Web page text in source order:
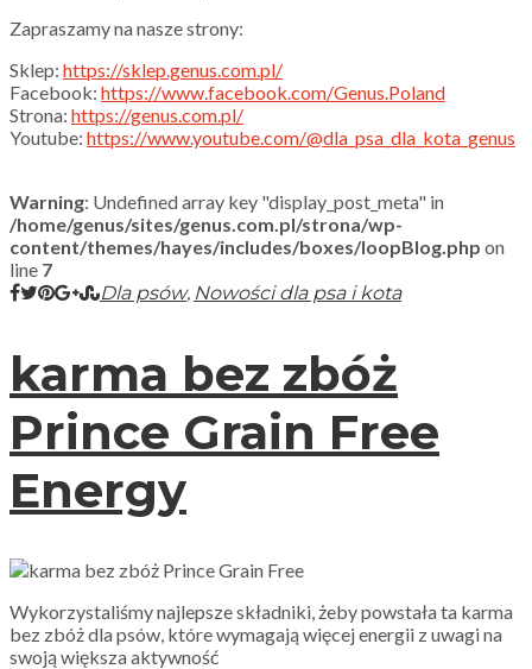
Zapraszamy na nasze strony:
Sklep: https://sklep.genus.com.pl/
Facebook: https://www.facebook.com/Genus.Poland
Strona: https://genus.com.pl/
Youtube: https://www.youtube.com/@dla_psa_dla_kota_genus
Warning: Undefined array key "display_post_meta" in
/home/genus/sites/genus.com.pl/strona/wp-
content/themes/hayes/includes/boxes/loopBlog.php on
line 7
Dla psów, Nowości dla psa i kota
karma bez zbóż
Prince Grain Free
Energy
Wykorzystaliśmy najlepsze składniki, żeby powstała ta karma
bez zbóż dla psów, które wymagają więcej energii z uwagi na
swoją większa aktywność